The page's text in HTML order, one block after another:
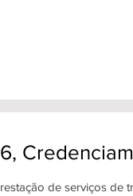
de serviços de